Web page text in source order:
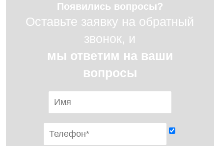
Появились вопросы?
Оставьте заявку на обратный
звонок, и
мы ответим на ваши
вопросы